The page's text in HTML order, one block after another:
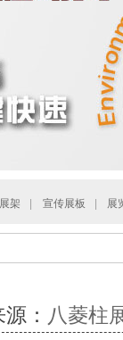
架 宣传展板 展
： 八菱柱